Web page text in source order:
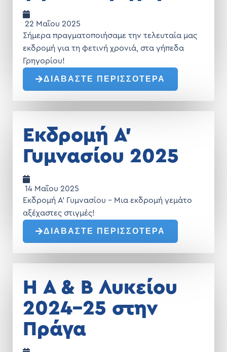
22 Μαΐου 2025
Σήμερα πραγματοποιήσαμε την τελευταία μας
εκδρομή για τη φετινή χρονιά, στα γήπεδα
Γρηγορίου!
ΔΙΑΒΑΣΤΕ ΠΕΡΙΣΣΟΤΕΡΑ
Εκδρομή Α’
Γυμνασίου 2025
14 Μαΐου 2025
Εκδρομή Α’ Γυμνασίου – Μια εκδρομή γεμάτο
αξέχαστες στιγμές!
ΔΙΑΒΑΣΤΕ ΠΕΡΙΣΣΟΤΕΡΑ
Η Α & Β Λυκείου
2024-25 στην
Πράγα